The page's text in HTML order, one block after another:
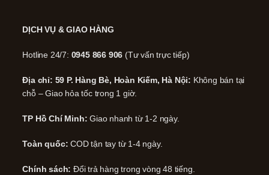
DỊCH VỤ & GIAO HÀNG
Hotline 24/7: 0945 866 906 (Tư vấn trực tiếp)
Địa chỉ: 59 P. Hàng Bè, Hoàn Kiếm, Hà Nội: Không bán tại
chỗ – Giao hỏa tốc trong 1 giờ.
TP Hồ Chí Minh: Giao nhanh từ 1-2 ngày.
Toàn quốc: COD tận tay từ 1-4 ngày.
Chính sách: Đổi trả hàng trong vòng 48 tiếng.